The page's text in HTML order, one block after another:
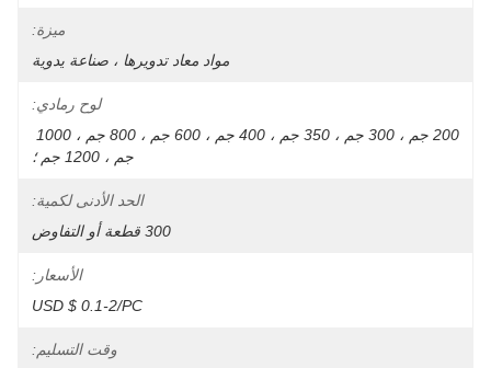
ميزة:
مواد معاد تدويرها ، صناعة يدوية
لوح رمادي:
جم ، 1200 جم ؛
الحد الأدنى لكمية:
300 قطعة أو التفاوض
الأسعار:
USD $ 0.1-2/PC
وقت التسليم: